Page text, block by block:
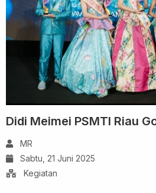
Didi Meimei PSMTI Riau
MR
Sabtu, 21 Juni 2025
Kegiatan